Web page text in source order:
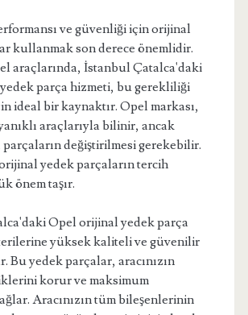
ve güvenliği için orijinal
kullanmak son derece önemlidir.
araçlarında, İstanbul Çatalca'daki
parça hizmeti, bu gerekliliği
ideal bir kaynaktır. Opel markası,
araçlarıyla bilinir, ancak
parçaların değiştirilmesi gerekebilir.
yedek parçaların tercih
önem taşır.
Opel orijinal yedek parça
yüksek kaliteli ve güvenilir
Bu yedek parçalar, aracınızın
korur ve maksimum
Aracınızın tüm bileşenlerinin